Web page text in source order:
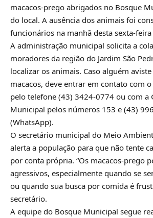
macacos-prego abrigados no Bosque
do local. A ausência dos animais foi
funcionários na manhã desta sexta-feira
A administração municipal solicita a
moradores da região do Jardim São
localizar os animais. Caso alguém
macacos, deve entrar em contato com
pelo telefone (43) 3424-0774 ou com a
Municipal pelos números 153 e (43)
(WhatsApp).
O secretário municipal do Meio
alerta a população para que não tente
por conta própria. “Os macacos-prego
agressivos, especialmente quando se
ou quando sua busca por comida é
secretário.
A equipe do Bosque Municipal segue